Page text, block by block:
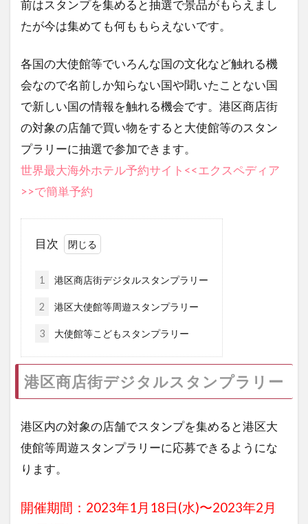
前はスタンプを集めると抽選で景品がもらえまし
たが今は集めても何ももらえないです。
各国の大使館等でいろんな国の文化など触れる機
会なので名前しか知らない国や聞いたことない国
で新しい国の情報を触れる機会です。港区商店街
の対象の店舗で買い物をすると大使館等のスタン
プラリーに抽選で参加できます。
世界最大海外ホテル予約サイト<<エクスペディア
>>で簡単予約
目次
1 港区商店街デジタルスタンプラリー
2 港区大使館等周遊スタンプラリー
3 大使館等こどもスタンプラリー
港区商店街デジタルスタンプラリー
港区内の対象の店舗でスタンプを集めると港区大
使館等周遊スタンプラリーに応募できるようにな
ります。
開催期間：2023年1月18日(水)〜2023年2月